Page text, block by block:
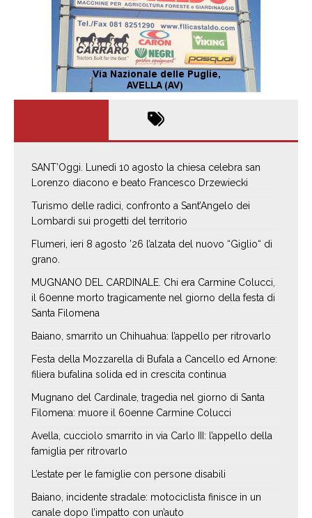
SANT’Oggi. Lunedì 10 agosto la chiesa celebra san
Lorenzo diacono e beato Francesco Drzewiecki
Turismo delle radici, confronto a Sant’Angelo dei
Lombardi sui progetti del territorio
Flumeri, ieri 8 agosto ’26 l’alzata del nuovo “Giglio“ di
grano.
MUGNANO DEL CARDINALE. Chi era Carmine Colucci,
il 60enne morto tragicamente nel giorno della festa di
Santa Filomena
Baiano, smarrito un Chihuahua: l’appello per ritrovarlo
Festa della Mozzarella di Bufala a Cancello ed Arnone:
filiera bufalina solida ed in crescita continua
Mugnano del Cardinale, tragedia nel giorno di Santa
Filomena: muore il 60enne Carmine Colucci
Avella, cucciolo smarrito in via Carlo III: l’appello della
famiglia per ritrovarlo
L’estate per le famiglie con persone disabili
Baiano, incidente stradale: motociclista finisce in un
canale dopo l’impatto con un’auto